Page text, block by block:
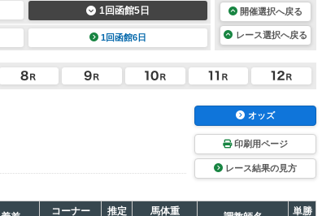
1回函館5日
1回函館6日
開催選択へ戻る
レース選択へ戻る
オッズ
印刷用ページ
レース結果の見方
コーナー
推定
馬体重
単勝